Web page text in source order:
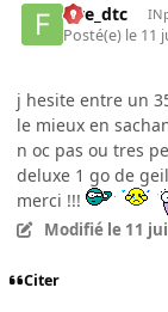
five_dtc
Posté(e) le 11
j hesite entre un
le mieux en
n oc pas ou tres
deluxe 1 go de
merci !!!
Modifié le 11
Citer